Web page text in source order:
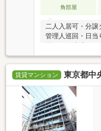
角部屋
二人入居可・分譲
管理人巡回・日当
賃貸マンション 東京都中